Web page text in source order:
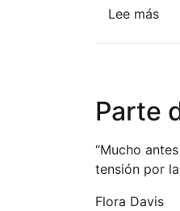
Lee más
Parte
“Mucho
tensión por
Flora Davis